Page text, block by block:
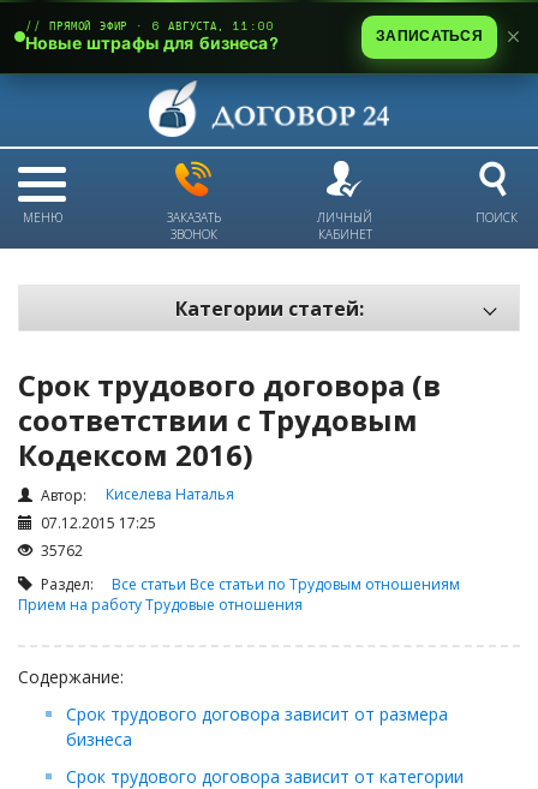
МЕНЮ
ЗАКАЗАТЬ
ЗВОНОК
ЛИЧНЫЙ
КАБИНЕТ
ПОИСК
Категории статей:
Электронный документооборот и цифровая подпись
Трудовые отношения
Техника безопасности и охрана труда
Изменения в законодательстве РК
Займы
Сбор долгов
Регистрация ТОО
Интернет и право
Корпоративные отношения
Государственные закупки
Срок трудового договора (в
соответствии с Трудовым
Кодексом 2016)
Автор:
Киселева Наталья
07.12.2015 17:25
35762
Раздел: Все статьи Все статьи по Трудовым отношениям
Прием на работуТрудовые отношения
Содержание:
Срок трудового договора зависит от размера
бизнеса
Срок трудового договора зависит от категории
// ПРЯМОЙ ЭФИР · 6 АВГУСТА, 11:00
Новые штрафы для бизнеса? ЗАПИСАТЬСЯ